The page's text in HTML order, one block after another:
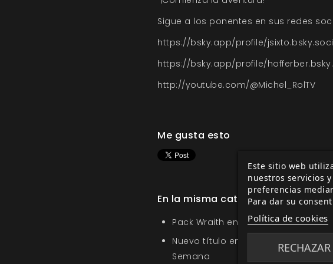
Sigue a los ponentes en sus redes
https://bsky.app/profile/
https://bsky.app/profile/
http://youtube.com/@Michel_RolTV
Me gusta esto
En la misma categoría
Pack Wraith en la Oferta de la
Nuevo título en la sección Oferta
Semana
Este sitio web
nuestros servicios
preferencias
Para dar su
Política de cookies